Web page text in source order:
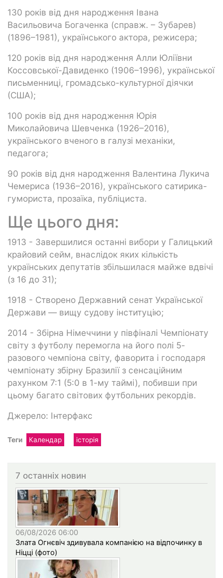
130 років від дня народження Івана
Васильовича Богаченка (справж. – Зубарев)
(1896–1981), українського актора, режисера;
120 років від дня народження Алли Юліївни
Коссовської-Давиденко (1906–1996), української
письменниці, громадсько-культурної діячки
(США);
100 років від дня народження Юрія
Миколайовича Шевченка (1926–2016),
українського вченого в галузі механіки,
педагога;
90 років від дня народження Валентина Лукича
Чемериса (1936–2016), українського сатирика-
гумориста, прозаїка, публіциста.
Ще цього дня:
1913 - Завершилися останні вибори у Галицький
крайовий сейм, внаслідок яких кількість
українських депутатів збільшилася майже вдвічі
(з 16 до 31);
1918 - Створено Державний сенат Української
Держави — вищу судову інституцію;
2014 - Збірна Німеччини у півфіналі Чемпіонату
світу з футболу перемогла на його полі 5-
разового чемпіона світу, фаворита і господаря
чемпіонату збірну Бразилії з сенсаційним
рахунком 7:1 (5:0 в 1-му таймі), побивши при
цьому багато світових футбольних рекордів.
Джерело: Інтерфакс
Теги Календар історія
7 останніх новин
06/08/2026 06:00
Злата Огнєвіч здивувала компанією на відпочинку в
Ніцці (фото)